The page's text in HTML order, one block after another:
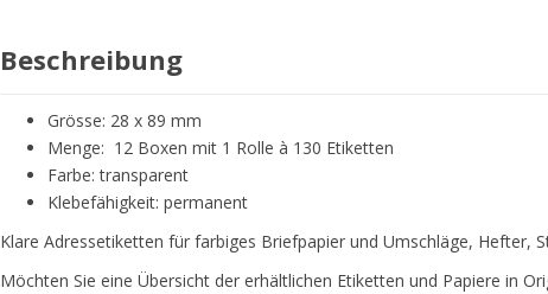
Beschreibung
Grösse: 28 x 89 mm
Menge: 12 Boxen mit 1 Rolle à 130 Etiketten
Farbe: transparent
Klebefähigkeit: permanent
Klare Adressetiketten für farbiges Briefpapier und Umschläge, Hefter,
Möchten Sie eine Übersicht der erhältlichen Etiketten und Papiere in